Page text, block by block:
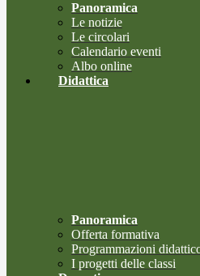
Panoramica
Le notizie
Le circolari
Calendario eventi
Albo online
Didattica
Panoramica
Offerta formativa
Programmazioni
I progetti delle classi